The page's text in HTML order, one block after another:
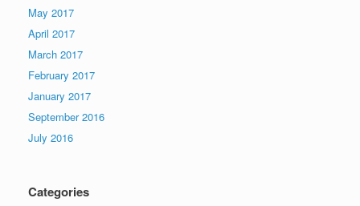
May 2017
April 2017
March 2017
February 2017
January 2017
September 2016
July 2016
Categories